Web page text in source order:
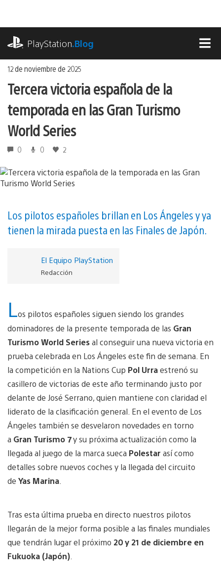
contenido
PlayStation.Blog
12 de noviembre de 2025
Tercera victoria española de la
temporada en las Gran Turismo
World Series
0 0 2
Los pilotos españoles brillan en Los Ángeles y ya
tienen la mirada puesta en las Finales de Japón.
El Equipo PlayStation
Redacción
Los pilotos españoles siguen siendo los grandes
dominadores de la presente temporada de las Gran
Turismo World Seriesal conseguir una nueva victoria en
prueba celebrada en Los Ángeles este fin de semana. En
la competición en la Nations Cup Pol Urraestrenó su
casillero de victorias de este año terminando justo por
delante de José Serrano, quien mantiene con claridad el
liderato de la clasificación general. En el evento de Los
Ángeles también se desvelaron novedades en torno
a Gran Turismo 7y su próxima actualización como la
llegada al juego de la marca sueca Polestar así como
detalles sobre nuevos coches y la llegada del circuito
de Yas Marina
Tras esta última prueba en directo nuestros pilotos
llegarán de la mejor forma posible a las finales mundiales
que tendrán lugar el próximo 20 y 21 de diciembre en
Fukuoka (Japón)